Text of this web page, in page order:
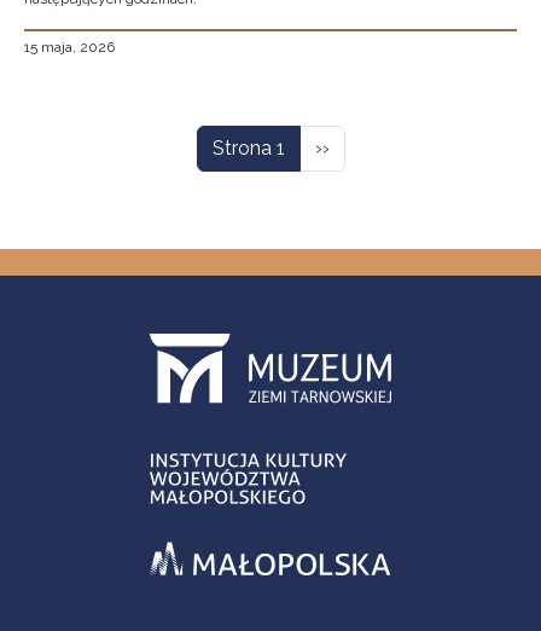
15 maja, 2026
Strona 1 Następna strona
››